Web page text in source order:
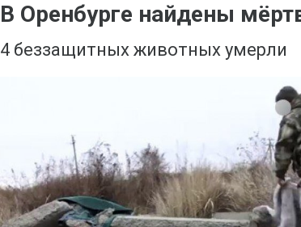
В Оренбурге найдены
4 беззащитных животных умерли